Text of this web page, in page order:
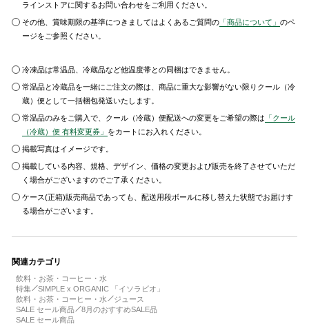
ラインストアに関するお問い合わせをご利用ください。
その他、賞味期限の基準につきましてはよくあるご質問の 「商品について」のペ
ージをご参照ください。
冷凍品は常温品、冷蔵品など他温度帯との同梱はできません。
常温品と冷蔵品を一緒にご注文の際は、商品に重大な影響がない限りクール（冷
蔵）便として一括梱包発送いたします。
常温品のみをご購入で、クール（冷蔵）便配送への変更をご希望の際は 「クール
（冷蔵）便 有料変更券」 をカートにお入れください。
掲載写真はイメージです。
掲載している内容、規格、デザイン、価格の変更および販売を終了させていただ
く場合がございますのでご了承ください。
ケース(正箱)販売商品であっても、配送用段ボールに移し替えた状態でお届けす
る場合がございます。
関連カテゴリ
飲料・お茶・コーヒー・水
特集
SIMPLE x ORGANIC 「イソラビオ」
飲料・お茶・コーヒー・水
ジュース
SALE セール商品
8月のおすすめSALE品
SALE セール商品